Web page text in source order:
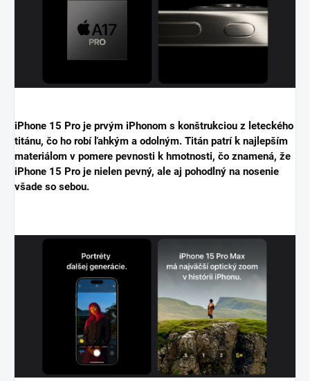
iPhone 15 Pro je prvým iPhonom s konštrukciou z leteckého
titánu, čo ho robí ľahkým a odolným. Titán patrí k najlepším
materiálom v pomere pevnosti k hmotnosti, čo znamená, že
iPhone 15 Pro je nielen pevný, ale aj pohodlný na nosenie
všade so sebou.